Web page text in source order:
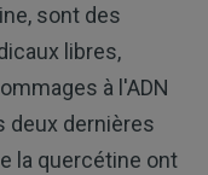
sont des
libres,
à l'ADN
deux dernières
la quercétine ont